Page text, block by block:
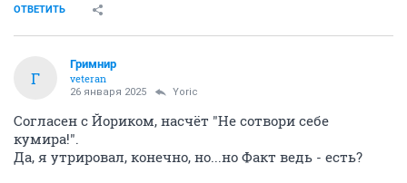
ОТВЕТИТЬ
Г
Гримнир
veteran
26 января 2025 Yoric
Согласен с Йориком, насчёт "Не сотвори себе
кумира!".
Да, я утрировал, конечно, но...но Факт ведь - есть?